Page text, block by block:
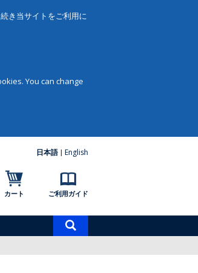
き当サイトをご利用に
You can change
日本語 English
カート ご利用ガイド